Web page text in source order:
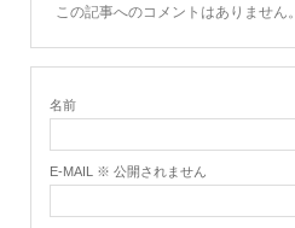
この記事へのコメントはありません。
名前
E-MAIL ※ 公開されません